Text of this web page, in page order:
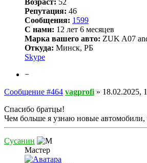
Репутация: 46
Сообщения: 1599
С нами: 12 лет 6 месяцев
Марка вашего авто: ZUK A07
Откуда: Минск, РБ
Skype
−
Сообщение #464 vagprofi » 18.02.2025,
Спасибо братцы!
Чем больше я узнаю новые автомобили,
Сусанин
Мастер